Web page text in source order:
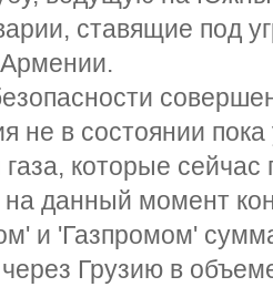
ставящие под
Армении.
не в состоянии
которые сейчас
данный момент
и 'Газпромом'
через Грузию в